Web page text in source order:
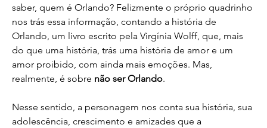
saber, quem é Orlando? Felizmente o próprio quadrinho
nos trás essa informação, contando a história de
Orlando, um livro escrito pela Virgínia Wolff, que, mais
do que uma história, trás uma história de amor e um
amor proibido, com ainda mais emoções. Mas,
realmente, é sobre não ser Orlando.
Nesse sentido, a personagem nos conta sua história, sua
adolescência, crescimento e amizades que a